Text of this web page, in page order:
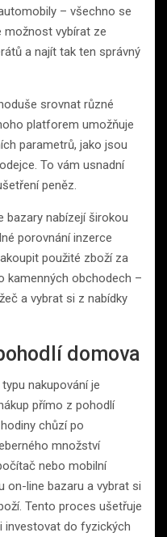
– všechno se
možnost vybírat ze
a najít tak ten správný
srovnat různé
platforem umožňuje
parametrů, jako jsou
To vám usnadní
peněz.
bazary nabízejí širokou
porovnání inzerce
použité zboží za
kamenných obchodech –
a vybrat si z nabídky
domova
nakupování je
přímo z pohodlí
chůzí po
množství
nebo mobilní
on-line bazaru a vybrat si
Tento proces ušetřuje
investovat do fyzických